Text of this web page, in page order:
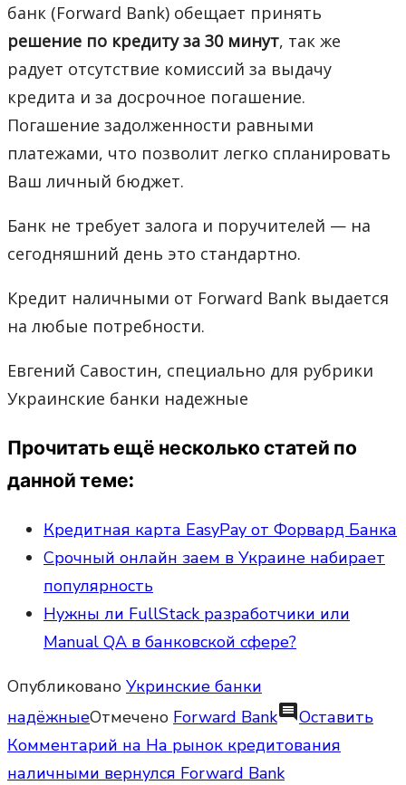
банк (Forward Bank) обещает принять
решение по кредиту за 30 минут, так же
радует отсутствие комиссий за выдачу
кредита и за досрочное погашение.
Погашение задолженности равными
платежами, что позволит легко спланировать
Ваш личный бюджет.
Банк не требует залога и поручителей — на
сегодняшний день это стандартно.
Кредит наличными от Forward Bank выдается
на любые потребности.
Евгений Савостин, специально для рубрики
Украинские банки надежные
Прочитать ещё несколько статей по
данной теме:
Кредитная карта EasyPay от Форвард Банка
Срочный онлайн заем в Украине набирает
популярность
Нужны ли FullStack разработчики или
Manual QA в банковской сфере?
Опубликовано Укринские банки
надёжныеОтмечено Forward BankcommentОставить
Комментарий на На рынок кредитования
наличными вернулся Forward Bank